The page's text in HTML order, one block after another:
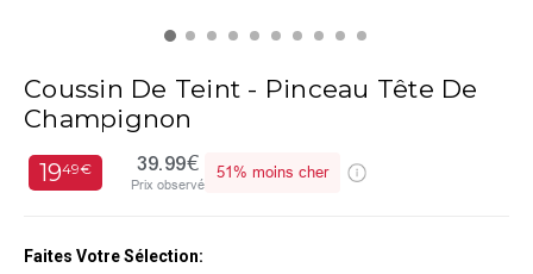
Coussin De Teint - Pinceau Tête De
Champignon
1949€ 39.99€
Prix observé
51% moins cher
Faites Votre Sélection: